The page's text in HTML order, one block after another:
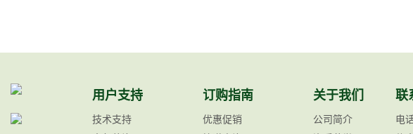
用户支持
技术支持
订购指南
优惠促销
关于我们
公司简介
联
电